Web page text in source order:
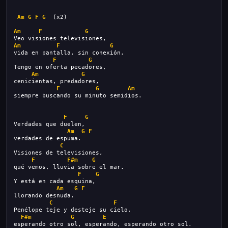
Am G F G (x2)
Am F
G
Veo visiones televisiones,
Am
F
G
vida en pantalla, sin conexión.
F
G
Tengo en oferta pecadores,
Am
G
cenicientas, predadores,
F
G
Am
siempre buscando su minuto semidios.
F
G
Verdades que duelen,
Am
G
F
verdades de espuma.
C
Visiones de televisiones,
F
F#m
G
qué vemos, lluvia sobre el mar.
F
G
Y está en cada esquina,
Am
G
F
llorando desnuda.
C
F
Penélope teje y desteje su cielo,
F#m
G
E
esperando otro sol, esperando, esperando otro sol.